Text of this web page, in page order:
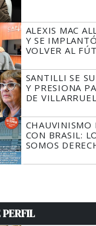
ALEXIS MAC
Y SE
VOLVER AL
SANTILLI SE
Y PRESIONA
DE VILLARRUEL
CHAUVINISMO
CON BRASIL:
SOMOS